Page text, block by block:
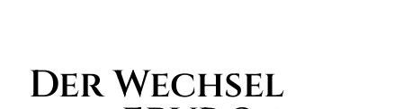
Der Wechsel